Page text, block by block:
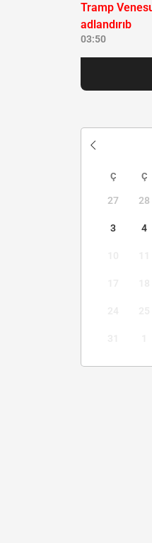
Tramp
adlandırıb
03:50
Ç Ç
27 28
3 4